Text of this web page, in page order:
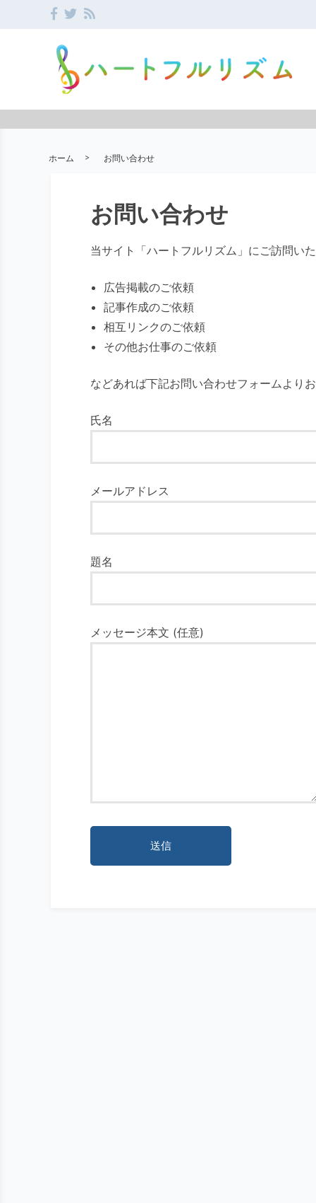
ホーム お問い合わせ
お問い合わせ
当サイト「ハートフルリズム」にご訪問い
広告掲載のご依頼
記事作成のご依頼
相互リンクのご依頼
その他お仕事のご依頼
などあれば下記お問い合わせフォームより
氏名
メールアドレス
題名
メッセージ本文 (任意)